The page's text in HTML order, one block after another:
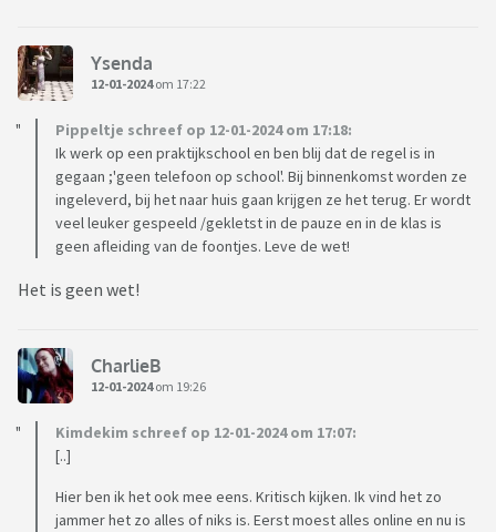
Ysenda
12-01-2024om 17:22
Pippeltje schreef op 12-01-2024 om 17:18:
Ik werk op een praktijkschool en ben blij dat de regel is in
gegaan ;'geen telefoon op school'. Bij binnenkomst worden ze
ingeleverd, bij het naar huis gaan krijgen ze het terug. Er wordt
veel leuker gespeeld /gekletst in de pauze en in de klas is
geen afleiding van de foontjes. Leve de wet!
Het is geen wet!
CharlieB
12-01-2024om 19:26
Kimdekim schreef op 12-01-2024 om 17:07:
[..]
Hier ben ik het ook mee eens. Kritisch kijken. Ik vind het zo
jammer het zo alles of niks is. Eerst moest alles online en nu is